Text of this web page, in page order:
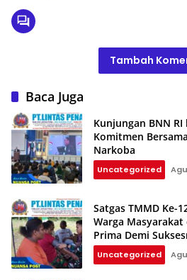
Tambah
Baca Juga
Kunjungan BNN
Komitmen
Narkoba
Uncategorized
Satgas TMMD Ke-
Warga
Prima Demi
Sesor
Uncategorized